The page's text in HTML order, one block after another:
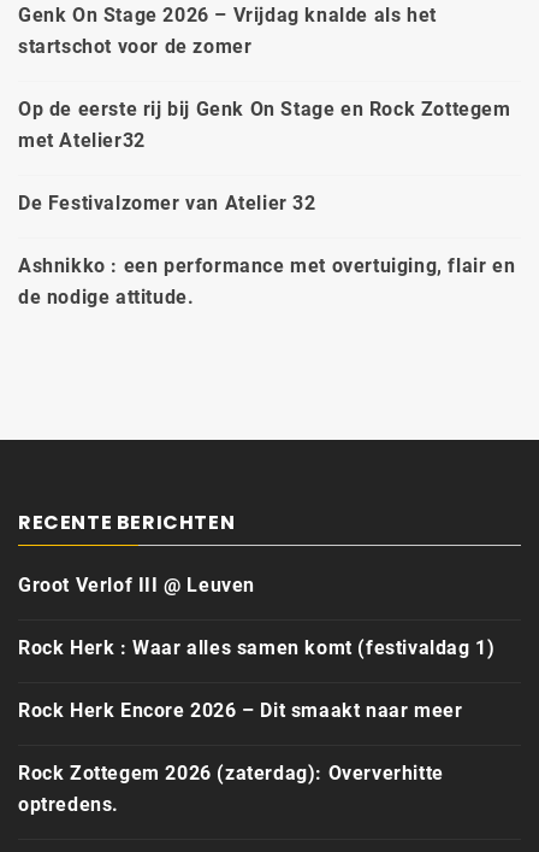
Genk On Stage 2026 – Vrijdag knalde als het
startschot voor de zomer
Op de eerste rij bij Genk On Stage en Rock Zottegem
met Atelier32
De Festivalzomer van Atelier 32
Ashnikko : een performance met overtuiging, flair en
de nodige attitude.
RECENTE BERICHTEN
Groot Verlof III @ Leuven
Rock Herk : Waar alles samen komt (festivaldag 1)
Rock Herk Encore 2026 – Dit smaakt naar meer
Rock Zottegem 2026 (zaterdag): Oververhitte
optredens.